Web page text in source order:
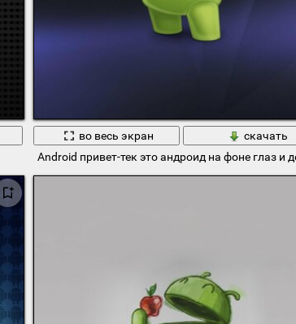
во весь экран
скачать
Android привет-тек это андроид на фоне глаз и